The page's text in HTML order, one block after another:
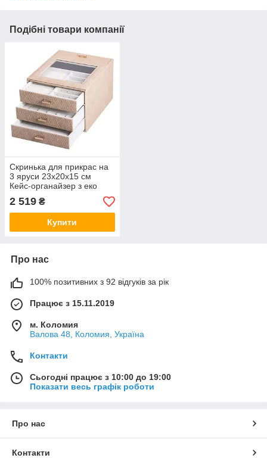
Подібні товари компанії
Скринька для прикрас на
3 яруси 23х20х15 см
Кейс-органайзер з еко
2 519 ₴
Купити
Про нас
100% позитивних з 92 відгуків за рік
Працює з 15.11.2019
м. Коломия
Валова 48, Коломия, Україна
Контакти
Сьогодні працює з 10:00 до 19:00
Показати весь графік роботи
Про нас
Контакти